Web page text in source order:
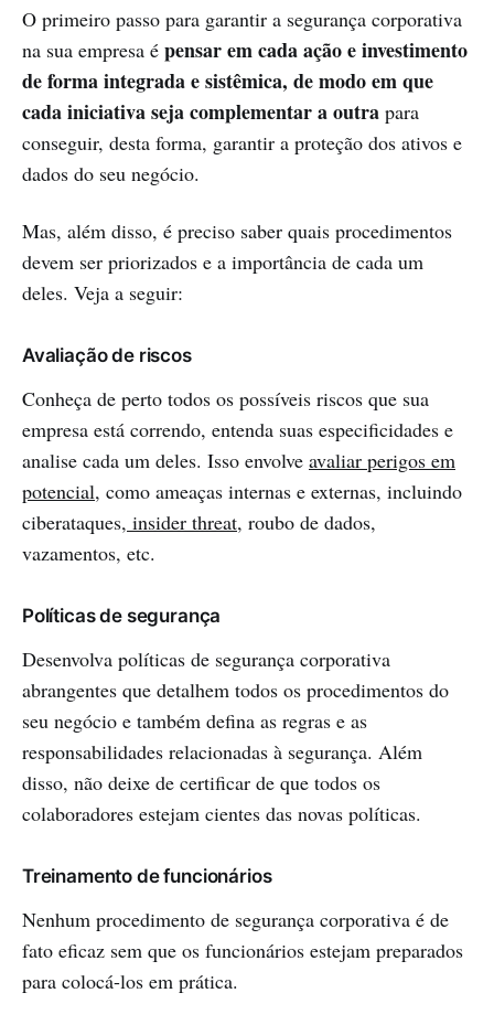
O primeiro passo para garantir a segurança corporativa
na sua empresa é pensar em cada ação e investimento
de forma integrada e sistêmica, de modo em que
cada iniciativa seja complementar a outra para
conseguir, desta forma, garantir a proteção dos ativos e
dados do seu negócio.
Mas, além disso, é preciso saber quais procedimentos
devem ser priorizados e a importância de cada um
deles. Veja a seguir:
Avaliação de riscos
Conheça de perto todos os possíveis riscos que sua
empresa está correndo, entenda suas especificidades e
analise cada um deles. Isso envolve avaliar perigos em
potencial, como ameaças internas e externas, incluindo
ciberataques, insider threat, roubo de dados,
vazamentos, etc.
Políticas de segurança
Desenvolva políticas de segurança corporativa
abrangentes que detalhem todos os procedimentos do
seu negócio e também defina as regras e as
responsabilidades relacionadas à segurança. Além
disso, não deixe de certificar de que todos os
colaboradores estejam cientes das novas políticas.
Treinamento de funcionários
Nenhum procedimento de segurança corporativa é de
fato eficaz sem que os funcionários estejam preparados
para colocá-los em prática.